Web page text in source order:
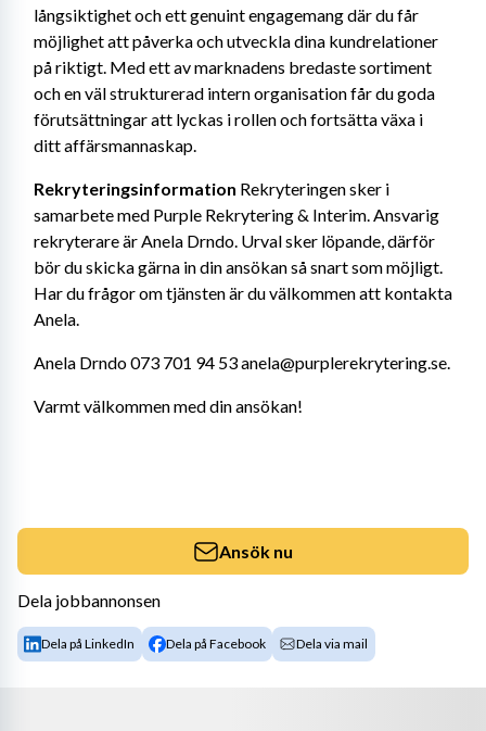
långsiktighet och ett genuint engagemang där du får
möjlighet att påverka och utveckla dina kundrelationer
på riktigt. Med ett av marknadens bredaste sortiment
och en väl strukturerad intern organisation får du goda
förutsättningar att lyckas i rollen och fortsätta växa i
ditt affärsmannaskap.
Rekryteringsinformation Rekryteringen sker i
samarbete med Purple Rekrytering & Interim. Ansvarig
rekryterare är Anela Drndo. Urval sker löpande, därför
bör du skicka gärna in din ansökan så snart som möjligt.
Har du frågor om tjänsten är du välkommen att kontakta
Anela.
Anela Drndo 073 701 94 53 anela@purplerekrytering.se.
Varmt välkommen med din ansökan!
Ansök nu
Dela jobbannonsen
Dela på LinkedIn Dela på Facebook Dela via mail